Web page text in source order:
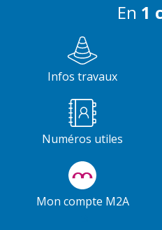
En 1
Infos travaux
Numéros utiles
Mon compte M2A